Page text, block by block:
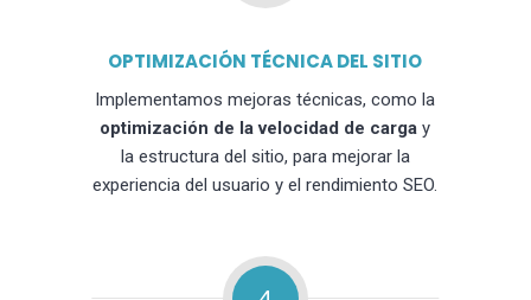
OPTIMIZACIÓN TÉCNICA DEL SITIO
Implementamos mejoras técnicas, como la
optimización de la velocidad de carga y
la estructura del sitio, para mejorar la
experiencia del usuario y el rendimiento SEO.